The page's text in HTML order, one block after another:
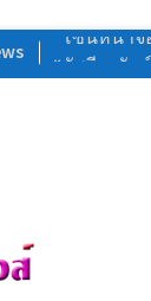
ประธานก
สัมมนาพัฒ
ร่วมกับ กิ่ง